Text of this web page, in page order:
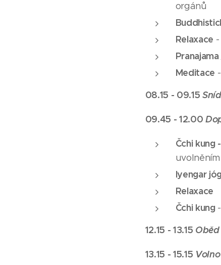
orgánů
Relaxace
Meditace
08.15 - 09.15
09.45 - 12.00
Čchi kung -
Iyengar
Relaxace
Čchi kung-
12.15 - 13.15 Oběd
13.15 - 15.15 Volno